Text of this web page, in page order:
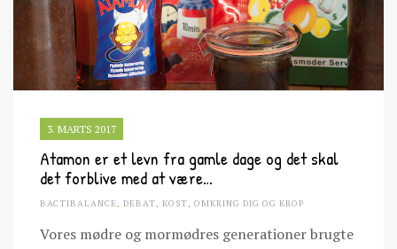
3. MARTS 2017
Atamon er et levn fra gamle dage og det skal
det forblive med at være…
BACTIBALANCE, DEBAT, KOST, OMKRING DIG OG KROP
Vores mødre og mormødres generationer brugte